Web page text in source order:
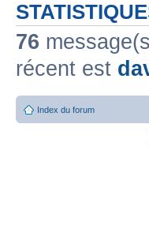
76
récent est
Index du forum